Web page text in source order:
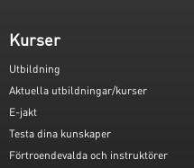
Kurser
Utbildning
Aktuella utbildningar/kurser
E-jakt
Testa dina kunskaper
Förtroendevalda och instruktörer